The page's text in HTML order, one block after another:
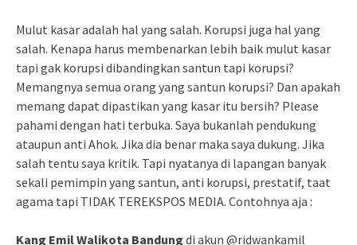
Mulut kasar adalah hal yang salah. Korupsi juga hal yang
salah. Kenapa harus membenarkan lebih baik mulut kasar
tapi gak korupsi dibandingkan santun tapi korupsi?
Memangnya semua orang yang santun korupsi? Dan apakah
memang dapat dipastikan yang kasar itu bersih? Please
pahami dengan hati terbuka. Saya bukanlah pendukung
ataupun anti Ahok. Jika dia benar maka saya dukung. Jika
salah tentu saya kritik. Tapi nyatanya di lapangan banyak
sekali pemimpin yang santun, anti korupsi, prestatif, taat
agama tapi TIDAK TEREKSPOS MEDIA. Contohnya aja :
Kang Emil Walikota Bandung di akun @ridwankamil